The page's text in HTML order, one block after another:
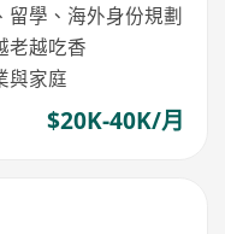
留學、海外身份規劃
老越吃香
與家庭
$20K-40K/月